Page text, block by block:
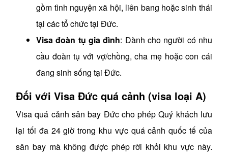
gồm tình nguyện xã hội, liên bang hoặc sinh thái
tại các tổ chức tại Đức.
Visa đoàn tụ gia đình: Dành cho người có nhu
cầu đoàn tụ với vợ/chồng, cha mẹ hoặc con cái
đang sinh sống tại Đức.
Đối với Visa Đức quá cảnh (visa loại A)
Visa quá cảnh sân bay Đức cho phép Quý khách lưu
lại tối đa 24 giờ trong khu vực quá cảnh quốc tế của
sân bay mà không được phép rời khỏi khu vực này.